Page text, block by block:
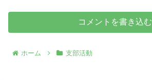
コメントを書き込む
ホーム 支部活動